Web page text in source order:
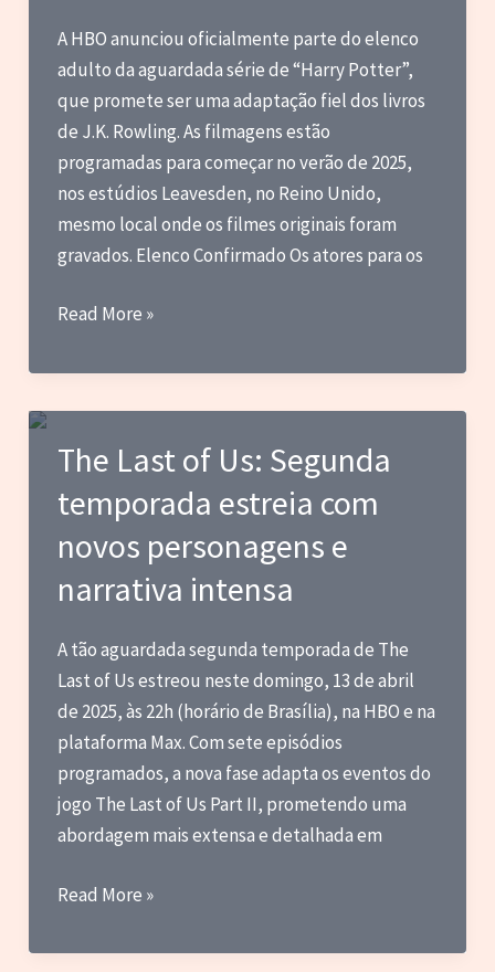
e
Maldito
Jaspion!
Eu
Entendi
a
Refêrencia!
A HBO anunciou oficialmente parte do elenco
adulto da aguardada série de “Harry Potter”,
que promete ser uma adaptação fiel dos livros
de J.K. Rowling. As filmagens estão
programadas para começar no verão de 2025,
nos estúdios Leavesden, no Reino Unido,
mesmo local onde os filmes originais foram
gravados.​ Elenco Confirmado Os atores para os
Série
Harry
Potter
HBO
revela
com
Dumbledore,
e
outros
Read More »
The Last of Us: Segunda
temporada estreia com
novos personagens e
narrativa intensa​
A tão aguardada segunda temporada de The
Last of Us estreou neste domingo, 13 de abril
de 2025, às 22h (horário de Brasília), na HBO e na
plataforma Max. Com sete episódios
programados, a nova fase adapta os eventos do
jogo The Last of Us Part II, prometendo uma
abordagem mais extensa e detalhada em
The
of
Read More »